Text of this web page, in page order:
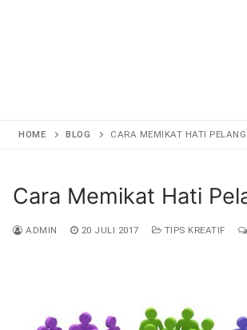
HOME BLOG CARA MEMIKAT HATI
Cara Memikat Hati
ADMIN 20 JULI 2017 TIPS KREATIF